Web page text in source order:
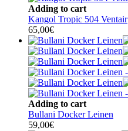
Adding to cart
Kangol Tropic 504 Ventair
65,00€
Adding to cart
Bullani Docker Leinen
59,00€